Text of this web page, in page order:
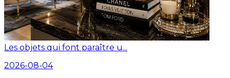
Les objets qui font paraître u...
2026-08-04